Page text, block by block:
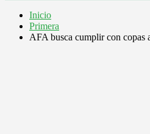
Inicio
Primera
AFA busca cumplir con copas